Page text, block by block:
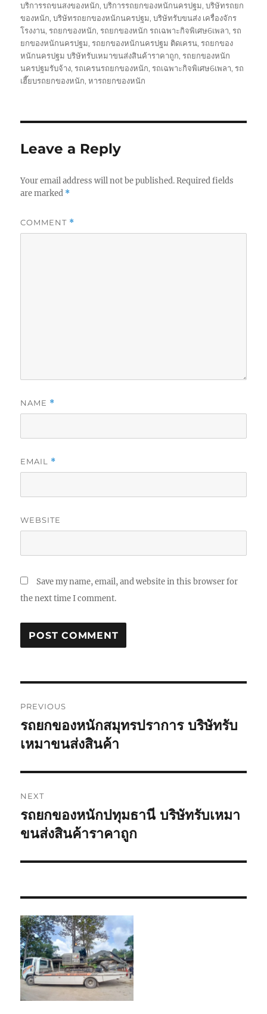
บริการรถขนสงของหนัก,บริการรถยกของหนักนครปฐม,บริษัทรถยก
ของหนัก,บริษัทรถยกของหนักนครปฐม,บริษัทรับขนส่ง เครื่องจักร
โรงงาน,รถยกของหนัก,รถยกของหนัก รถเฉพาะกิจพิเศษ6เพลา,รถ
ยกของหนักนครปฐม,รถยกของหนักนครปฐม ติดเครน,รถยกของ
หนักนครปฐม บริษัทรับเหมาขนส่งสินค้าราคาถูก,รถยกของหนัก
นครปฐมรับจ้าง,รถเครนรถยกของหนัก,รถเฉพาะกิจพิเศษ6เพลา,รถ
เฮี๊ยบรถยกของหนัก,หารถยกของหนัก
Leave a Reply
Your email address will not be published. Required fields
are marked *
COMMENT *
NAME *
EMAIL *
WEBSITE
Save my name, email, and website in this browser for
the next time I comment.
navigation
PREVIOUS
Previous
post:
รถยกของหนักสมุทรปราการ บริษัทรับ
เหมาขนส่งสินค้า
NEXT
Next
post:
รถยกของหนักปทุมธานี บริษัทรับเหมา
ขนส่งสินค้าราคาถูก